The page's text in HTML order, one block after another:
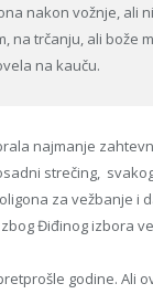
nakon vožnje, ali
na trčanju, ali bože
na kauču.
najmanje
strečing,
za vežbanje i
Điđinog izbora
godine. Ali